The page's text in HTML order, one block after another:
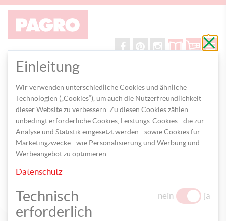
BASTELN
Osterfreude zum Mitnehmen
TEILEN
ohne
zu
Einleitung
Wir verwenden unterschiedliche Cookies und ähnliche
Technologien („Cookies“), um auch die Nutzerfreundlichkeit
dieser Website zu verbessern. Zu diesen Cookies zählen
unbedingt erforderliche Cookies, Leistungs-Cookies - die zur
Analyse und Statistik eingesetzt werden - sowie Cookies für
Marketingzwecke - wie Personalisierung und Werbung und
Werbeangebot zu optimieren.
Datenschutz
Technisch
erforderlich
nein ja